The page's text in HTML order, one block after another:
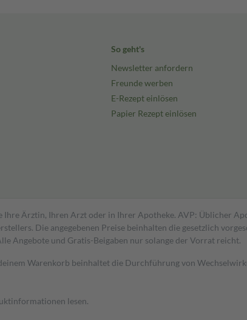
So geht's
Newsletter anfordern
Freunde werben
E-Rezept einlösen
Papier Rezept einlösen
Ihre Ärztin, Ihren Arzt oder in Ihrer Apotheke. AVP: Üblicher
Die angegebenen Preise beinhalten die gesetzlich
Angebote und Gratis-Beigaben nur solange der Vorrat reicht.
Warenkorb beinhaltet die Durchführung von
lesen.